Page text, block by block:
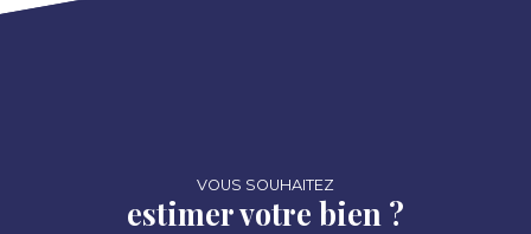
VOUS SOUHAITEZ
estimer votre bien ?